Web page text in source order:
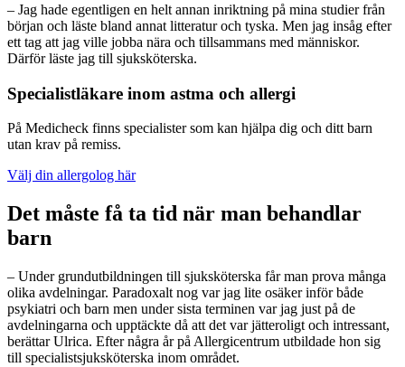
– Jag hade egentligen en helt annan inriktning på mina studier från
början och läste bland annat litteratur och tyska. Men jag insåg efter
ett tag att jag ville jobba nära och tillsammans med människor.
Därför läste jag till sjuksköterska.
Specialistläkare inom astma och allergi
På Medicheck finns specialister som kan hjälpa dig och ditt barn
utan krav på remiss.
Välj din allergolog här
Det måste få ta tid när man behandlar
barn
– Under grundutbildningen till sjuksköterska får man prova många
olika avdelningar. Paradoxalt nog var jag lite osäker inför både
psykiatri och barn men under sista terminen var jag just på de
avdelningarna och upptäckte då att det var jätteroligt och intressant,
berättar Ulrica. Efter några år på Allergicentrum utbildade hon sig
till specialistsjuksköterska inom området.